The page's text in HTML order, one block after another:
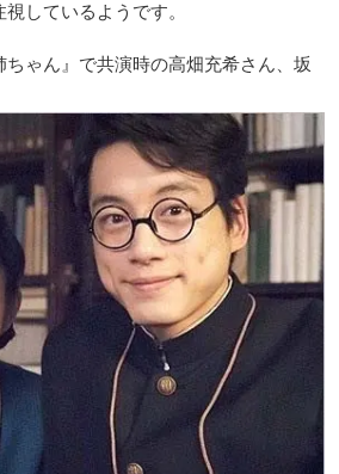
しているようです。
ちゃん』で共演時の高畑充希さん、坂